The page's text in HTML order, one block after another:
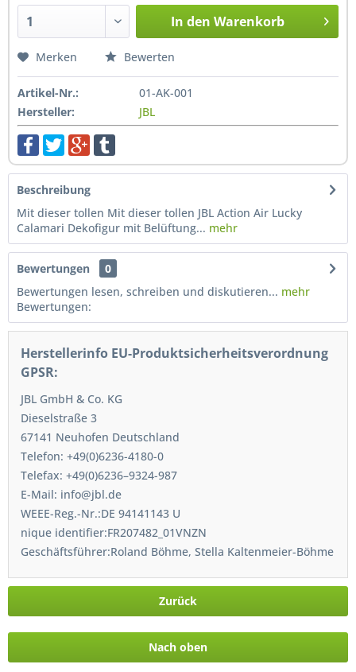
In den Warenkorb
Merken Bewerten
Artikel-Nr.:
01-AK-001
Hersteller:
JBL
Beschreibung
Mit dieser tollen Mit dieser tollen JBL Action Air Lucky
Calamari Dekofigur mit Belüftung... mehr
Bewertungen
0
Bewertungen lesen, schreiben und diskutieren... mehr
Bewertungen:
Herstellerinfo EU-Produktsicherheitsverordnung
GPSR:
JBL GmbH & Co. KG
Dieselstraße 3
67141 Neuhofen Deutschland
Telefon: +49(0)6236-4180-0
Telefax: +49(0)6236–9324-987
E-Mail: info@jbl.de
WEEE-Reg.-Nr.:DE 94141143 U
nique identifier:FR207482_01VNZN
Geschäftsführer:Roland Böhme, Stella Kaltenmeier-Böhme
Zurück
Nach oben